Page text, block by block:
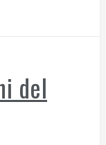
del